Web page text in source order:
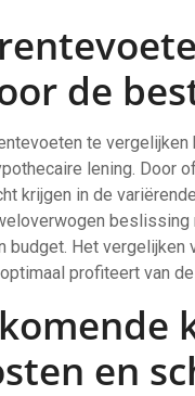
de
te
lening. Door
krijgen in de
budget. Het vergelijken
profiteert van
en